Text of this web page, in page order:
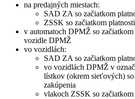
na predajných miestach:
SAD ZA so začiatkom
ZSSK so začiatkom
v automatoch DPMŽ so
vozidle DPMŽ
vo vozidlách:
SAD ZA so začiatkom
vo vozidlách DPMŽ v
lístkov (okrem sieťových)
zakúpenia
vlakoch ZSSK so